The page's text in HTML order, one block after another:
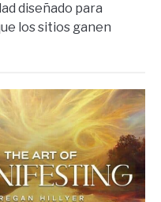
diseñado para
los sitios ganen